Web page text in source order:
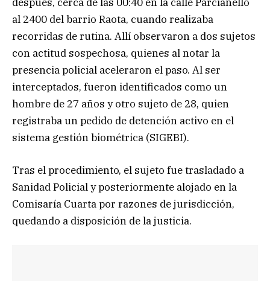
al 2400 del barrio Raota, cuando realizaba
recorridas de rutina. Allí observaron a dos sujetos
con actitud sospechosa, quienes al notar la
presencia policial aceleraron el paso. Al ser
interceptados, fueron identificados como un
hombre de 27 años y otro sujeto de 28, quien
registraba un pedido de detención activo en el
sistema gestión biométrica (SIGEBI).
Tras el procedimiento, el sujeto fue trasladado a
Sanidad Policial y posteriormente alojado en la
Comisaría Cuarta por razones de jurisdicción,
quedando a disposición de la justicia.